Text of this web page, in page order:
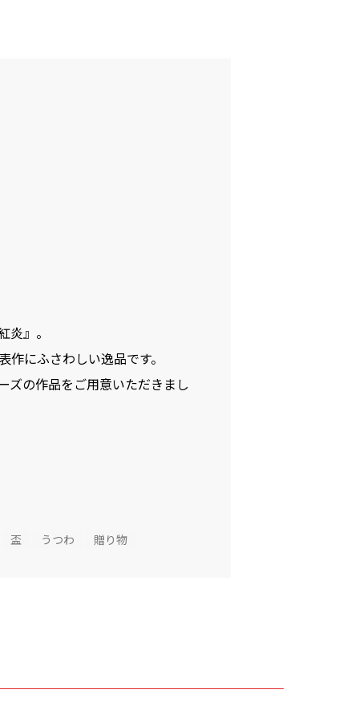
』。
にふさわしい逸品です。
ズの作品をご用意いただきまし
盃 うつわ 贈り物